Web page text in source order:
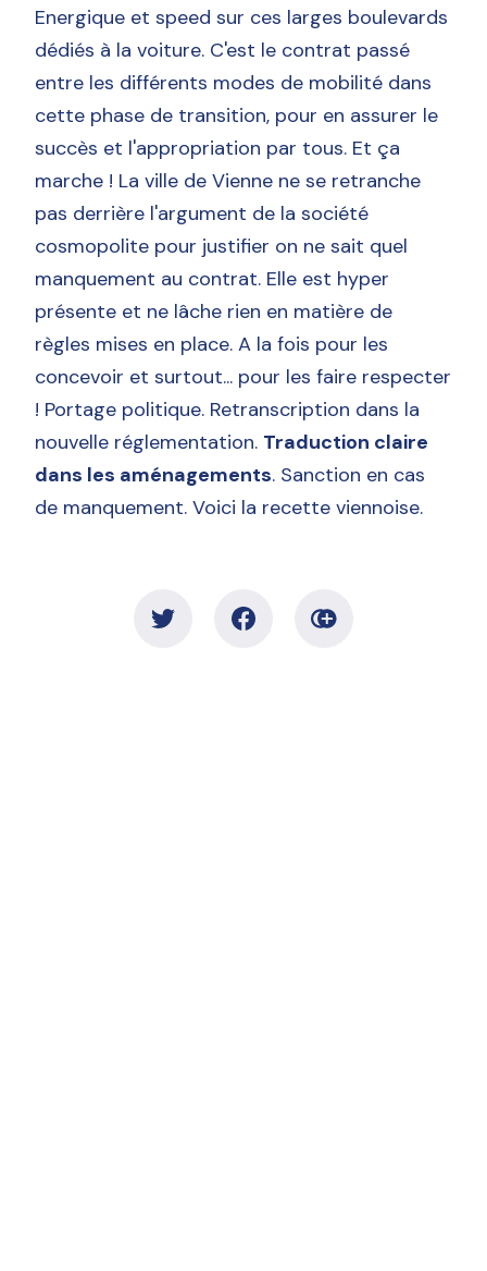
Energique et speed sur ces larges boulevards
dédiés à la voiture. C'est le contrat passé
entre les différents modes de mobilité dans
cette phase de transition, pour en assurer le
succès et l'appropriation par tous. Et ça
marche ! La ville de Vienne ne se retranche
pas derrière l'argument de la société
cosmopolite pour justifier on ne sait quel
manquement au contrat. Elle est hyper
présente et ne lâche rien en matière de
règles mises en place. A la fois pour les
concevoir et surtout... pour les faire respecter
! Portage politique. Retranscription dans la
nouvelle réglementation. Traduction claire
dans les aménagements. Sanction en cas
de manquement. Voici la recette viennoise.